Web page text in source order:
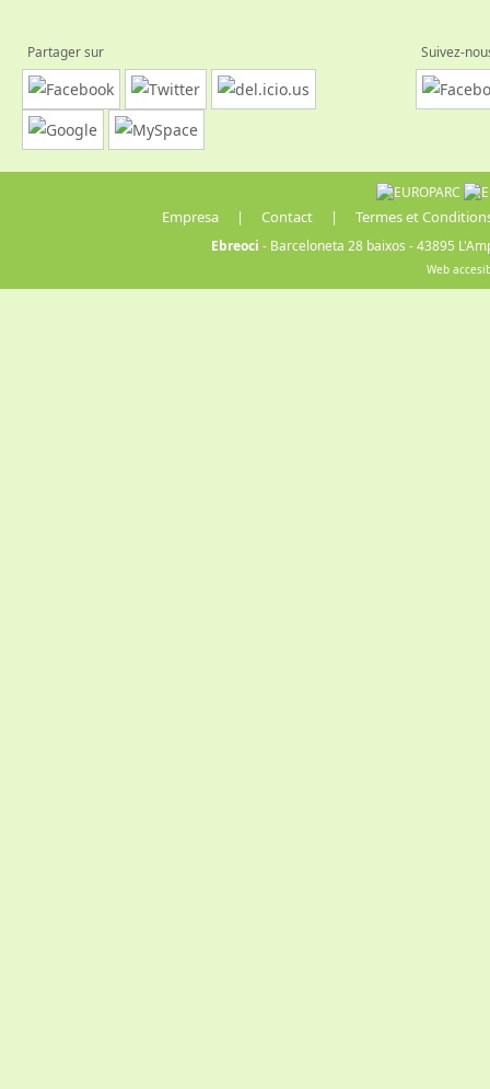
Partager sur Suivez-
Empresa | Contact | Termes et
Ebreoci - Barceloneta 28 baixos - 43895
Web